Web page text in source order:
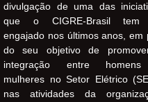
divulgação de uma das
que o CIGRE-Brasil tem
engajado nos últimos anos, em
do seu objetivo de
integração entre
mulheres no Setor Elétrico
nas atividades da